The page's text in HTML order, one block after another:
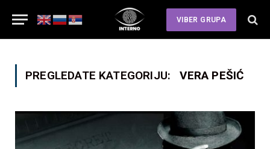
VIBER GRUPA
PREGLEDATE KATEGORIJU: VERA PEŠIĆ